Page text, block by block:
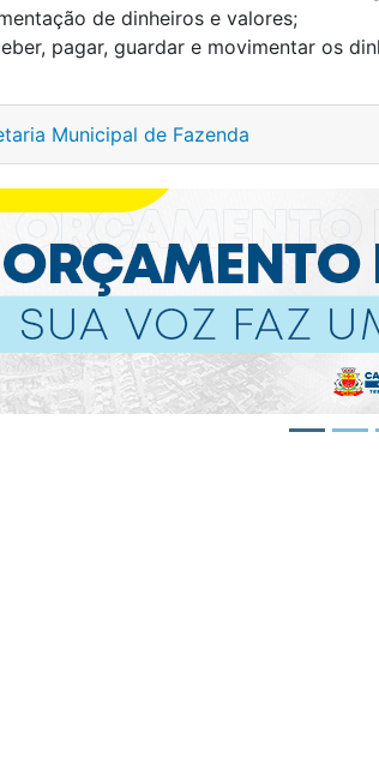
de dinheiros e valores;
pagar, guardar e movimentar os
Municipal de Fazenda